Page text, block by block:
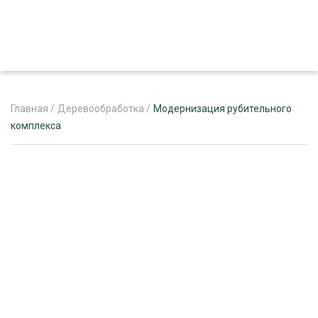
Главная / Деревообработка / Модернизация рубительного
комплекса